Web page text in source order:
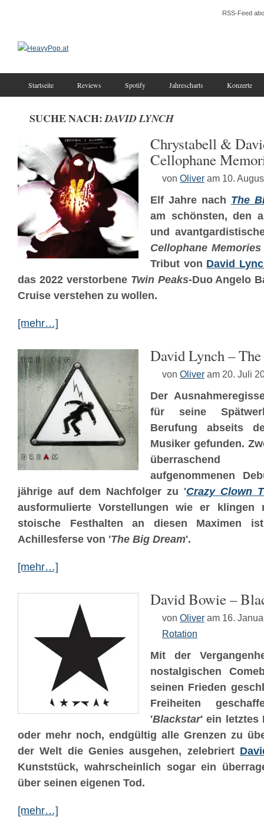
RSS-Feed
Startseite Reviews Spotify Jahrescharts Konzerte
SUCHE NACH:DAVID LYNCH
Chrystabell &
Cellophane
von Oliver am 10.
Elf Jahre nach The
am schönsten, den
und
Cellophane Memories
Tribut von David
das 2022 verstorbene Twin Peaks-Duo Angelo
Cruise verstehen zu wollen.
[mehr…]
David Lynch –
von Oliver am 20. Juli
Der
für seine
Berufung abseits
Musiker gefunden.
aufgenommenen
jährige auf dem Nachfolger zu 'Crazy Clown
ausformulierte Vorstellungen wie er klingen
stoische Festhalten an diesen Maximen
Achillesferse von 'The Big Dream'.
[mehr…]
David Bowie –
von Oliver am 16.
Rotation
Mit der
nostalgischen
seinen Frieden
Freiheiten
'Blackstar' ein letztes
oder mehr noch, endgültig alle Grenzen zu
der Welt die Genies ausgehen, zelebriert
Kunststück, wahrscheinlich sogar ein
über seinen eigenen Tod.
[mehr…]